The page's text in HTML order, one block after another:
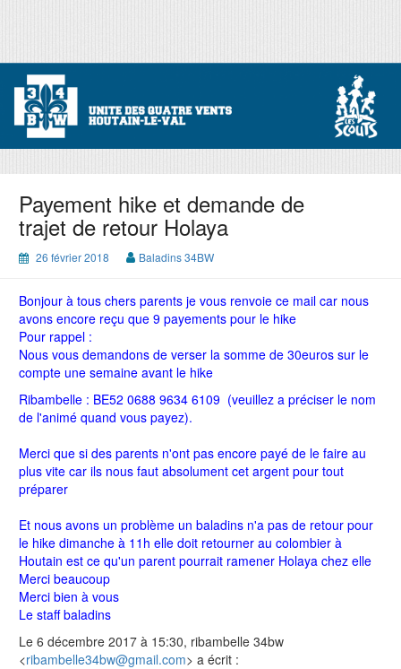
Unité 34 BW
Unité des 4 vents
Payement hike et demande de
trajet de retour Holaya
26 février 2018 Baladins 34BW
Bonjour à tous chers parents je vous renvoie ce mail car nous
avons encore reçu que 9 payements pour le hike
Pour rappel :
Nous vous demandons de verser la somme de 30euros sur le
compte une semaine avant le hike
Ribambelle : BE52 0688 9634 6109 (veuillez a préciser le nom
de l'animé quand vous payez).
Merci que si des parents n'ont pas encore payé de le faire au
plus vite car ils nous faut absolument cet argent pour tout
préparer
Et nous avons un problème un baladins n'a pas de retour pour
le hike dimanche à 11h elle doit retourner au colombier à
Houtain est ce qu'un parent pourrait ramener Holaya chez elle
Merci beaucoup
Merci bien à vous
Le staff baladins
Le 6 décembre 2017 à 15:30, ribambelle 34bw
<ribambelle34bw@gmail.com> a écrit :